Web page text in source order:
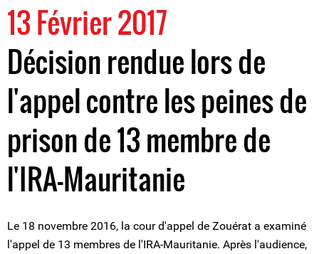
13 Février 2017
Décision rendue lors de
l'appel contre les peines de
prison de 13 membre de
l'IRA-Mauritanie
Le 18 novembre 2016, la cour d'appel de Zouérat a examiné
l'appel de 13 membres de l'IRA-Mauritanie. Après l'audience,